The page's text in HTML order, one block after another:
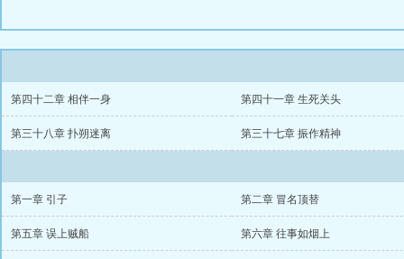
第四十二章 相伴一身 第四十一章 生死关头
第三十八章 扑朔迷离 第三十七章 振作精神
第一章 引子 第二章 冒名顶替
第五章 误上贼船 第六章 往事如烟上